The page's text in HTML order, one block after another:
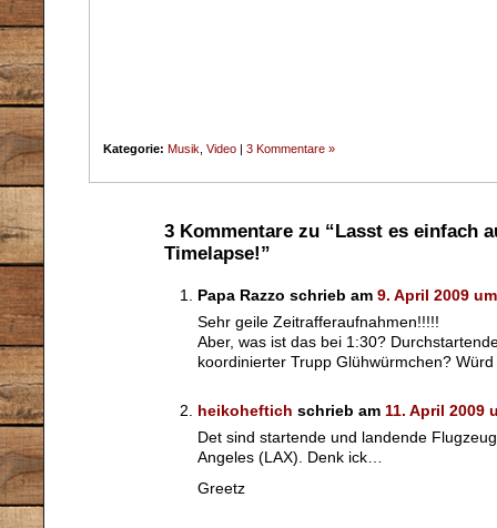
Kategorie: Musik Video | 3 Kommentare »
3 Kommentare zu “Lasst es einfach
Timelapse!”
Papa Razzo schrieb am 9. April 2009
Sehr geile Zeitrafferaufnahmen!!!!!
Aber, was ist das bei 1:30?
koordinierter Trupp Glühwürmchen?
heikoheftich schrieb am 11. April 2009
Det sind startende und landende
Angeles (LAX). Denk ick…
Greetz